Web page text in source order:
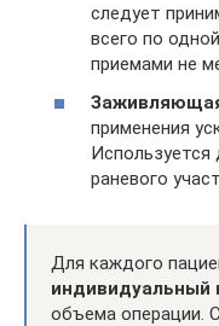
следует
всего по
приемами не
применения
Используется
раневого
Для каждого
индивидуальный
объема операции.